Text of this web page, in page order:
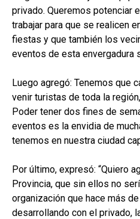
privado. Queremos potenciar
trabajar para que se realicen
fiestas y que también los
eventos de esta envergadura
Luego agregó: Tenemos que
venir turistas de toda la
Poder tener dos fines de
eventos es la envidia de
tenemos en nuestra ciudad
Por último, expresó: “Quiero
Provincia, que sin ellos no
organización que hace más
desarrollando con el privado,